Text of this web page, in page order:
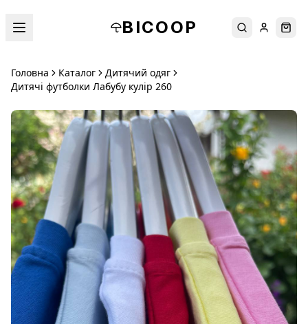
BICOOP ПошукУвійти
Головна Каталог
Дитячий одяг
Дитячі футболки Лабубу кулір 260